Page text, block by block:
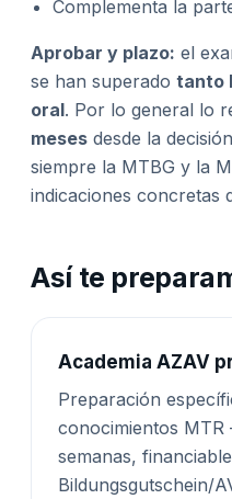
Complementa la
Aprobar y plazo: el
se han superado tanto
oral. Por lo general lo
meses desde la
siempre la MTBG y la
indicaciones concretas
Así te
Academia AZAV
Preparación
conocimientos
semanas,
Bildungsgutschein/